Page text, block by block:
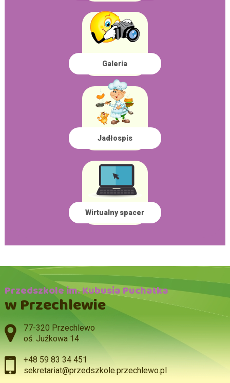
Galeria
Jadłospis
Wirtualny spacer
Przedszkole im. Kubusia Puchatka
w Przechlewie
Adres pocztowy:
77-320 Przechlewo
oś. Juźkowa 14
+48 59 83 34 451
sekretariat@przedszkole.przechlewo.pl